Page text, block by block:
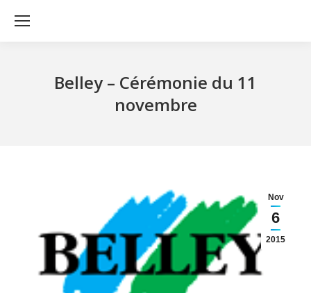
Belley – Cérémonie du 11
novembre
Nov
6
2015